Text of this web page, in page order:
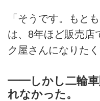
「そうです。もと
は、8年ほど販売店
ク屋さんになりたく
━━しかし二輪車
れなかった。